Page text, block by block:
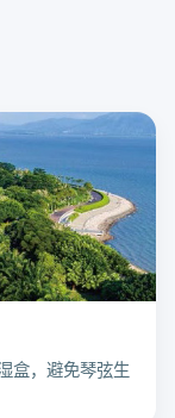
盒，避免琴弦生